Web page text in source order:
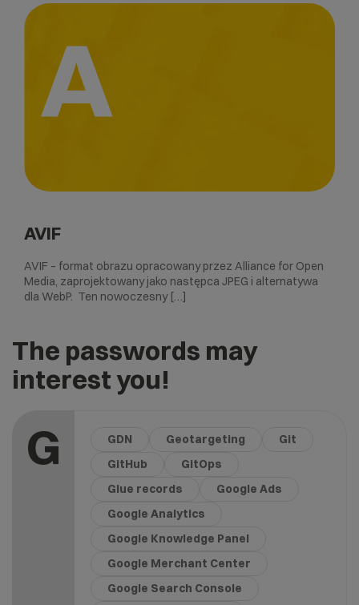
A
AVIF
AVIF – format obrazu opracowany przez Alliance for Open
Media, zaprojektowany jako następca JPEG i alternatywa
dla WebP. Ten nowoczesny […]
The passwords may
interest you!
G GDN Geotargeting
Git
GitHub
GitOps
Glue records
Google Ads
Google Analytics
Google Knowledge Panel
Google Merchant Center
Google Search Console